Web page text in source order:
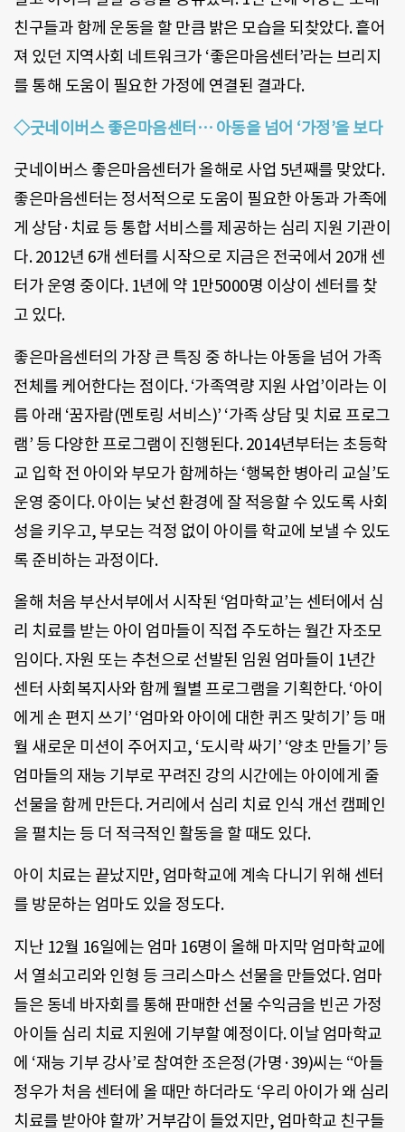
친구들과 함께 운동을 할 만큼 밝은 모습을 되찾았다. 흩어
져 있던 지역사회 네트워크가 ‘좋은마음센터’라는 브리지
를 통해 도움이 필요한 가정에 연결된 결과다.
◇굿네이버스 좋은마음센터… 아동을 넘어 ‘가정’을 보다
굿네이버스 좋은마음센터가 올해로 사업 5년째를 맞았다.
좋은마음센터는 정서적으로 도움이 필요한 아동과 가족에
게 상담·치료 등 통합 서비스를 제공하는 심리 지원 기관이
다. 2012년 6개 센터를 시작으로 지금은 전국에서 20개 센
터가 운영 중이다. 1년에 약 1만5000명 이상이 센터를 찾
고 있다.
좋은마음센터의 가장 큰 특징 중 하나는 아동을 넘어 가족
전체를 케어한다는 점이다. ‘가족역량 지원 사업’이라는 이
름 아래 ‘꿈자람(멘토링 서비스)’ ‘가족 상담 및 치료 프로그
램’ 등 다양한 프로그램이 진행된다. 2014년부터는 초등학
교 입학 전 아이와 부모가 함께하는 ‘행복한 병아리 교실’도
운영 중이다. 아이는 낯선 환경에 잘 적응할 수 있도록 사회
성을 키우고, 부모는 걱정 없이 아이를 학교에 보낼 수 있도
록 준비하는 과정이다.
올해 처음 부산서부에서 시작된 ‘엄마학교’는 센터에서 심
리 치료를 받는 아이 엄마들이 직접 주도하는 월간 자조모
임이다. 자원 또는 추천으로 선발된 임원 엄마들이 1년간
센터 사회복지사와 함께 월별 프로그램을 기획한다. ‘아이
에게 손 편지 쓰기’ ‘엄마와 아이에 대한 퀴즈 맞히기’ 등 매
월 새로운 미션이 주어지고, ‘도시락 싸기’ ‘양초 만들기’ 등
엄마들의 재능 기부로 꾸려진 강의 시간에는 아이에게 줄
선물을 함께 만든다. 거리에서 심리 치료 인식 개선 캠페인
을 펼치는 등 더 적극적인 활동을 할 때도 있다.
아이 치료는 끝났지만, 엄마학교에 계속 다니기 위해 센터
를 방문하는 엄마도 있을 정도다.
지난 12월 16일에는 엄마 16명이 올해 마지막 엄마학교에
서 열쇠고리와 인형 등 크리스마스 선물을 만들었다. 엄마
들은 동네 바자회를 통해 판매한 선물 수익금을 빈곤 가정
아이들 심리 치료 지원에 기부할 예정이다. 이날 엄마학교
에 ‘재능 기부 강사’로 참여한 조은정(가명·39)씨는 “아들
정우가 처음 센터에 올 때만 하더라도 ‘우리 아이가 왜 심리
치료를 받아야 할까’ 거부감이 들었지만, 엄마학교 친구들